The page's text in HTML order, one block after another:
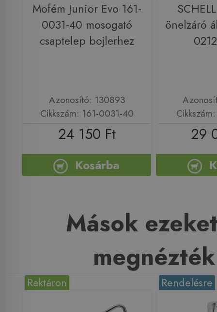
Mofém Junior Evo 161-
0031-40 mosogató
csaptelep bojlerhez
Azonosító: 130893
Cikkszám: 161-0031-40
24 150 Ft
Kosárba
önelzáró
29
Mások
megnézték
Raktáron Rendelésre